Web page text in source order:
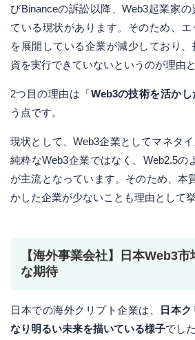
びBinanceの訴訟以降、Web3起業家
ている現状があります。そのため、
を展開している企業が減少しており
資を実行できていないというのが理由
2つ目の理由は「Web3の技術を活か
う点です。
現状として、Web3企業としてマネタ
純粋なWeb3企業ではなく、Web2.5の
が主流となっています。そのため、本
かした企業が少ないことも理由として
【海外事業会社】日本Web3
な期待
日本での海外クリプト企業は、
日本
なり明るい未来を描いている様子でした